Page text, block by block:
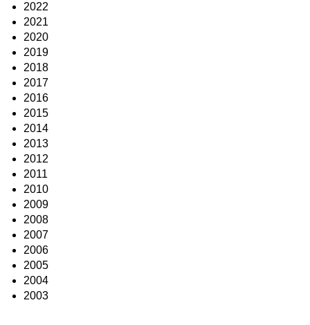
2022
2021
2020
2019
2018
2017
2016
2015
2014
2013
2012
2011
2010
2009
2008
2007
2006
2005
2004
2003